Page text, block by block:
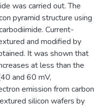
was carried out. The
pyramid structure using
Current-
and modified by
It was shown that
at less than the
and 60 mV,
emission from carbon
silicon wafers by